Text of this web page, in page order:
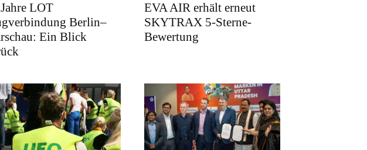
LOT
Berlin–
Ein Blick
EVA AIR erhält erneut
SKYTRAX 5-Sterne-
Bewertung